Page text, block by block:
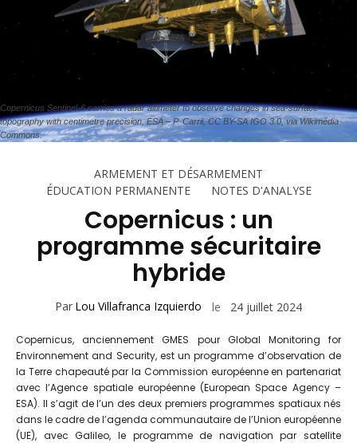
Copernicus Sentinel-6 carries a radar altimeter to observe changes in sea-surface
topography with centimetre precision, ESA – P. Carril, CC BY-SA IGO 3.0, via Wikimédia
Commons.
ARMEMENT ET DÉSARMEMENT
ÉDUCATION PERMANENTE
NOTES D'ANALYSE
Copernicus : un
programme sécuritaire
hybride
Par Lou Villafranca Izquierdo le 24 juillet 2024
Copernicus, anciennement GMES pour Global Monitoring for
Environnement and Security, est un programme d’observation de
la Terre chapeauté par la Commission européenne en partenariat
avec l’Agence spatiale européenne (European Space Agency –
ESA). Il s’agit de l’un des deux premiers programmes spatiaux nés
dans le cadre de l’agenda communautaire de l’Union européenne
(UE), avec Galileo, le programme de navigation par satellite